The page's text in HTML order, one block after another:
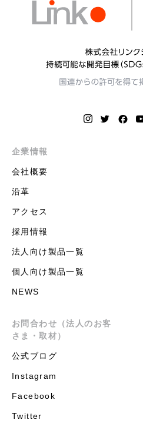
企業情報
会社概要
沿革
アクセス
採用情報
法人向け製品一覧
個人向け製品一覧
NEWS
お問合わせ（法人のお客
さま・取材）
公式ブログ
Instagram
Facebook
Twitter